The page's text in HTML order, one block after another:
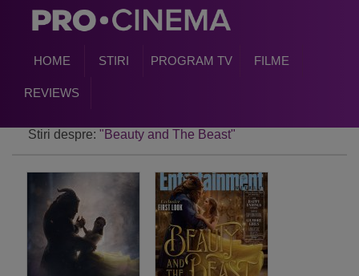
HOME STIRI PROGRAM TV FILME
REVIEWS
Stiri despre: "Beauty and The Beast"